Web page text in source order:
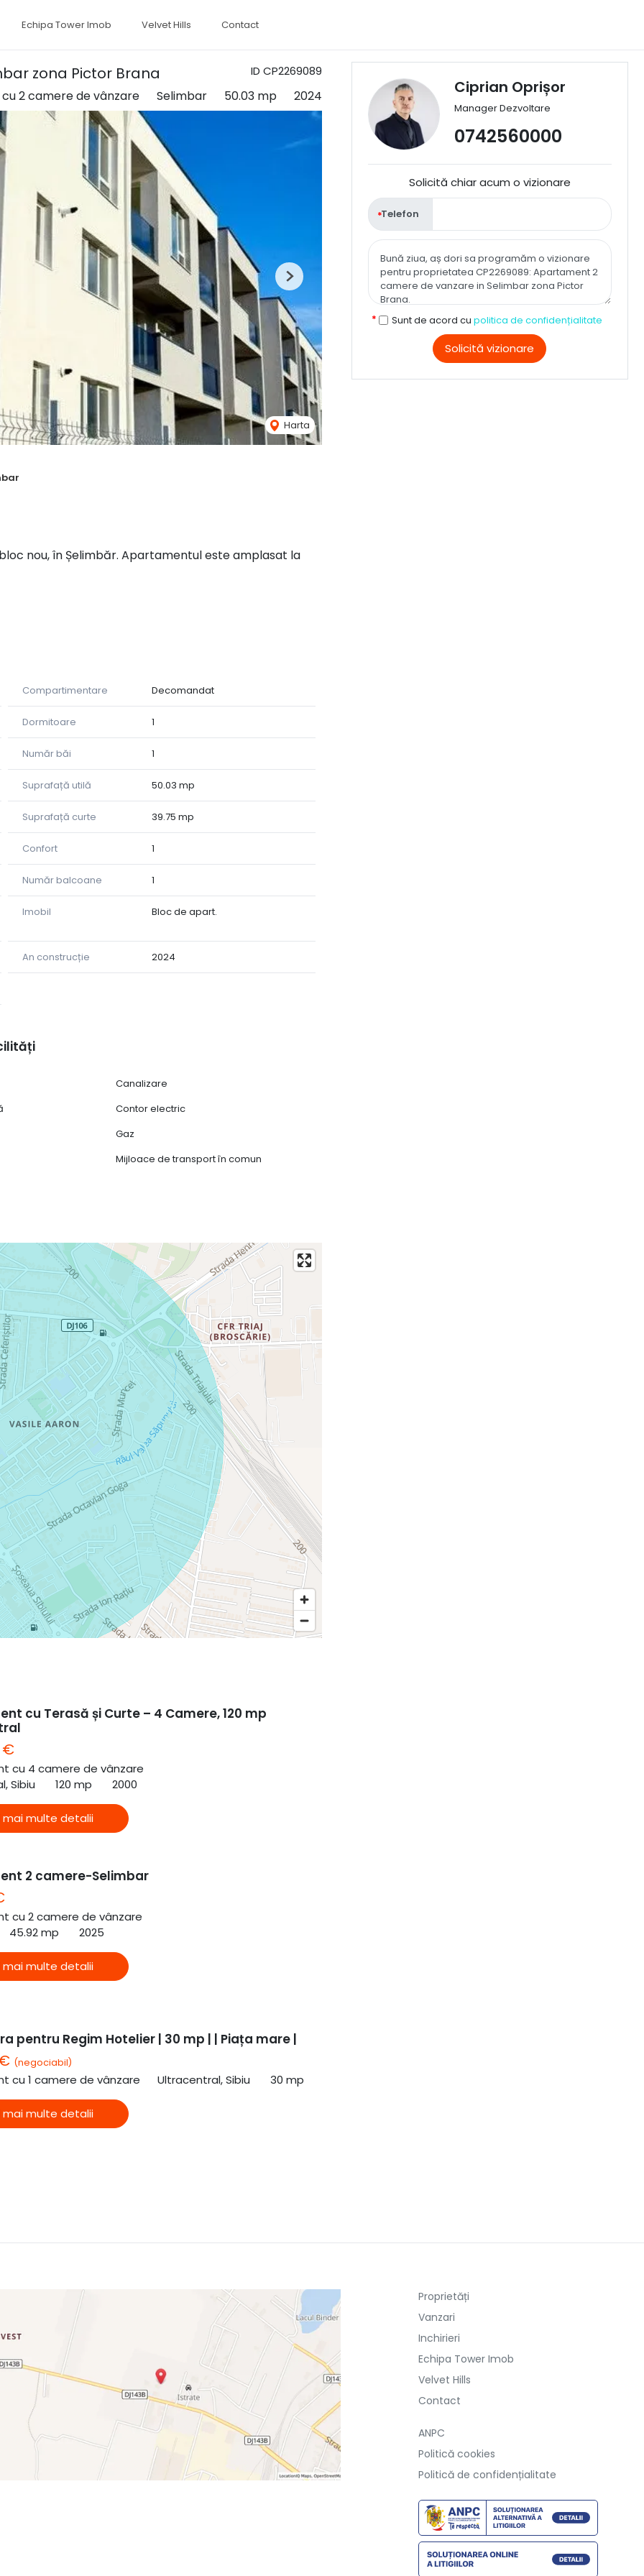
Echipa Tower Imob Velvet Hills Contact
ID CP2269089
zona Pictor Brana
2 camere de vânzare Selimbar 50.03 mp 2024
Harta
Next
nou, în Șelimbăr. Apartamentul este amplasat la
parchetul, ușile din interior, lavoare cu baterie și
foarte generos.
si grădiniță.
numărul afișat!
Compartimentare Decomandat
Dormitoare 1
Număr băi 1
Suprafață utilă 50.03 mp
Suprafață curte 39.75 mp
Confort 1
Număr balcoane 1
Imobil Bloc de apart.
An construcție 2024
Canalizare
Contor electric
Gaz
Mijloace de transport în comun
Ciprian Oprișor
Manager Dezvoltare
0742560000
Solicită chiar acum o vizionare
Telefon
Sunt de acord cu politica de confidențialitate
Solicită vizionare
cu Terasă și Curte – 4 Camere, 120 mp
€
cu 4 camere de vânzare
Sibiu
120 mp 2000
mai multe detalii
2 camere-Selimbar
cu 2 camere de vânzare
45.92 mp 2025
mai multe detalii
pentru Regim Hotelier | 30 mp | | Piața mare |
(negociabil)
cu 1 camere de vânzare Ultracentral, Sibiu 30 mp
mai multe detalii
Proprietăți
Vanzari
Inchirieri
Echipa Tower Imob
Velvet Hills
Contact
ANPC
Politică cookies
Politică de confidențialitate